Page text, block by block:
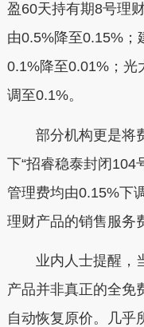
盈60天持有期8号理
由0.5%降至0.15%；
0.1%降至0.01%；光
调至0.1%。
部分机构更是将费
下“招睿稳泰封闭104
管理费均由0.15%下
理财产品的销售服务
业内人士提醒，当
产品并非真正的全免
自动恢复原价。几乎